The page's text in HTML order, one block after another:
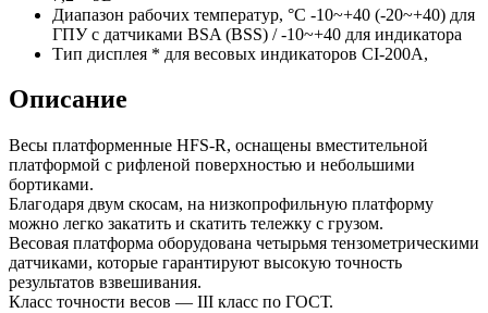
Диапазон рабочих температур, °C -10~+40 (-20~+40) для
ГПУ с датчиками BSA (BSS) / -10~+40 для индикатора
Тип дисплея * для весовых индикаторов CI-200A,
Описание
Весы платформенные HFS-R, оснащены вместительной
платформой с рифленой поверхностью и небольшими
бортиками.
Благодаря двум скосам, на низкопрофильную платформу
можно легко закатить и скатить тележку с грузом.
Весовая платформа оборудована четырьмя тензометрическими
датчиками, которые гарантируют высокую точность
результатов взвешивания.
Класс точности весов — III класс по ГОСТ.